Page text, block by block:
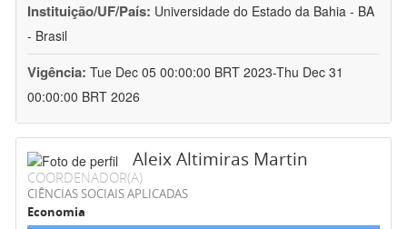
Instituição/UF/País: Universidade do Estado da Bahia - BA
- Brasil
Vigência: Tue Dec 05 00:00:00 BRT 2023-Thu Dec 31
00:00:00 BRT 2026
Aleix Altimiras Martin
COORDENADOR(A)
CIÊNCIAS SOCIAIS APLICADAS
Economia